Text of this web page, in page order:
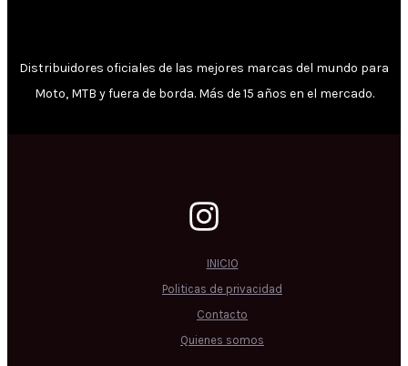
Distribuidores oficiales de las mejores marcas del mundo para
Moto, MTB y fuera de borda. Más de 15 años en el mercado.
INICIO
Politicas de privacidad
Contacto
Quienes somos